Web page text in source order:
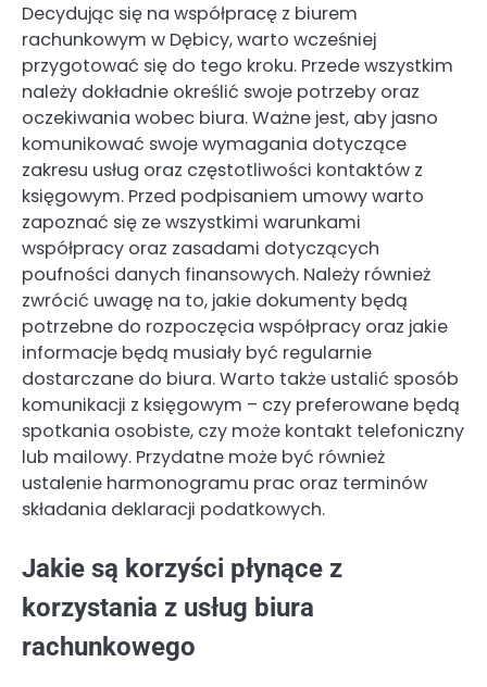
Decydując się na współpracę z biurem
rachunkowym w Dębicy, warto wcześniej
przygotować się do tego kroku. Przede wszystkim
należy dokładnie określić swoje potrzeby oraz
oczekiwania wobec biura. Ważne jest, aby jasno
komunikować swoje wymagania dotyczące
zakresu usług oraz częstotliwości kontaktów z
księgowym. Przed podpisaniem umowy warto
zapoznać się ze wszystkimi warunkami
współpracy oraz zasadami dotyczących
poufności danych finansowych. Należy również
zwrócić uwagę na to, jakie dokumenty będą
potrzebne do rozpoczęcia współpracy oraz jakie
informacje będą musiały być regularnie
dostarczane do biura. Warto także ustalić sposób
komunikacji z księgowym – czy preferowane będą
spotkania osobiste, czy może kontakt telefoniczny
lub mailowy. Przydatne może być również
ustalenie harmonogramu prac oraz terminów
składania deklaracji podatkowych.
Jakie są korzyści płynące z
korzystania z usług biura
rachunkowego